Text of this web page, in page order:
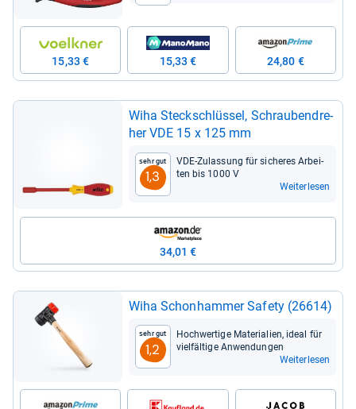
15,33 € 15,33 € 24,80 €
Wiha Steck­schlüs­sel, Schrau­ben­dre­
her VDE 15 x 125 mm
Sehr gut
1,3
VDE-​Zulas­sung für siche­res Arbei­
ten bis 1000 V
Weiterlesen
34,01 €
Wiha Schon­ham­mer Safety (26614)
Sehr gut
1,2
Hoch­wer­tige Mate­ria­lien, ideal für
viel­fäl­tige Anwen­dun­gen
Weiterlesen